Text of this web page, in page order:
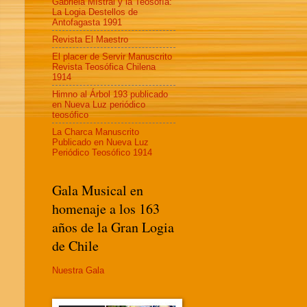
La Logia Destellos de
Antofagasta 1991
Revista El Maestro
El placer de Servir Manuscrito
Revista Teosófica Chilena
1914
Himno al Árbol 193 publicado
en Nueva Luz periódico
teosófico
La Charca Manuscrito
Publicado en Nueva Luz
Periódico Teosófico 1914
Gala Musical en
homenaje a los 163
años de la Gran Logia
de Chile
Nuestra Gala